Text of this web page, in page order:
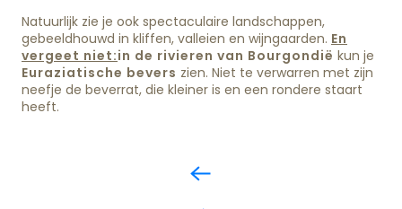
Natuurlijk zie je ook spectaculaire landschappen,
gebeeldhouwd in kliffen, valleien en wijngaarden. En
vergeet niet:in de rivieren van Bourgondië kun je
Euraziatische bevers zien. Niet te verwarren met zijn
neefje de beverrat, die kleiner is en een rondere staart
heeft.